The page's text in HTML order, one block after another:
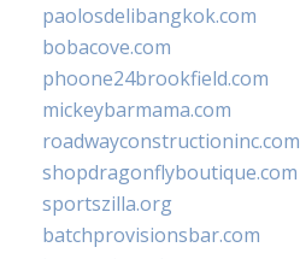
paolosdelibangkok.com
bobacove.com
phoone24brookfield.com
mickeybarmama.com
roadwayconstructioninc.com
shopdragonflyboutique.com
sportszilla.org
batchprovisionsbar.com